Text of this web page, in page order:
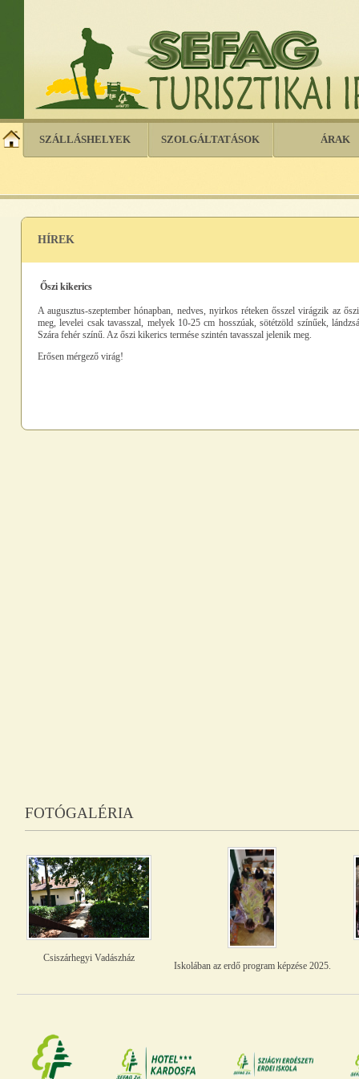
SZÁLLÁSHELYEK SZOLGÁLTATÁSOK ÁRAK
HÍREK
Őszi kikerics
A augusztus-szeptember hónapban, nedves, nyirkos réteken ősszel virágzik az
meg, levelei csak tavasszal, melyek 10-25 cm hosszúak, sötétzöld színűek,
Szára fehér színű. Az őszi kikerics termése szintén tavasszal jelenik meg.
Erősen mérgező virág!
FOTÓGALÉRIA
Csiszárhegyi Vadászház
Iskolában az erdő program képzése 2025.